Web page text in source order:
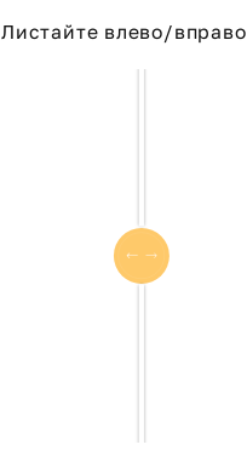
Листайте влево/вправо